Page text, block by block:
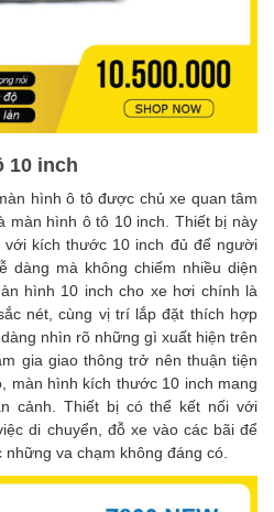
10 inch
hình ô tô được chủ xe quan tâm
màn hình ô tô 10 inch. Thiết bị này
kích thước 10 inch đủ để người
dàng mà không chiếm nhiều diện
hình 10 inch cho xe hơi chính là
nét, cùng vị trí lắp đặt thích hợp
nhìn rõ những gì xuất hiện trên
gia giao thông trở nên thuận tiện
màn hình kích thước 10 inch mang
cảnh. Thiết bị có thể kết nối với
di chuyển, đỗ xe vào các bãi để
va chạm không đáng có.